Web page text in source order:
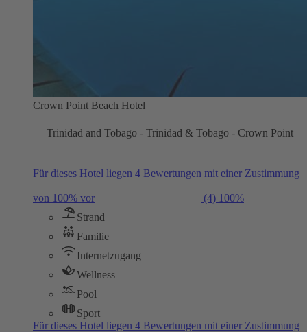
Crown Point Beach Hotel
Trinidad and Tobago - Trinidad & Tobago - Crown Point
Für dieses Hotel liegen 4 Bewertungen mit einer Zustimmung
von 100% vor (4) 100%
Strand
Familie
Internetzugang
Wellness
Pool
Sport
Für dieses Hotel liegen 4 Bewertungen mit einer Zustimmung